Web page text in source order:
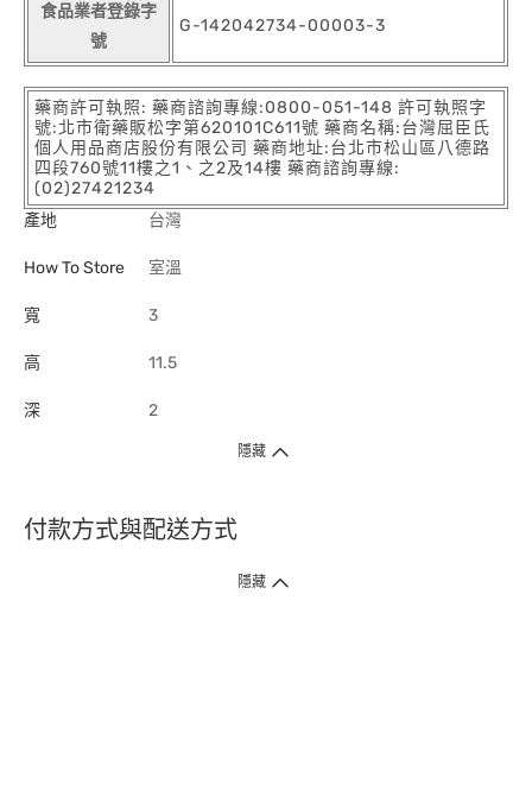
食品業者登錄字
號
G-142042734-00003-3
藥商許可執照: 藥商諮詢專線:0800-051-148 許可執照字
號:北市衛藥販松字第620101C611號 藥商名稱:台灣屈臣氏
個人用品商店股份有限公司 藥商地址:台北市松山區八德路
四段760號11樓之1、之2及14樓 藥商諮詢專線:
(02)27421234
產地
台灣
How To Store 室溫
寬 3
高 11.5
深 2
隱藏
付款方式與配送方式
隱藏